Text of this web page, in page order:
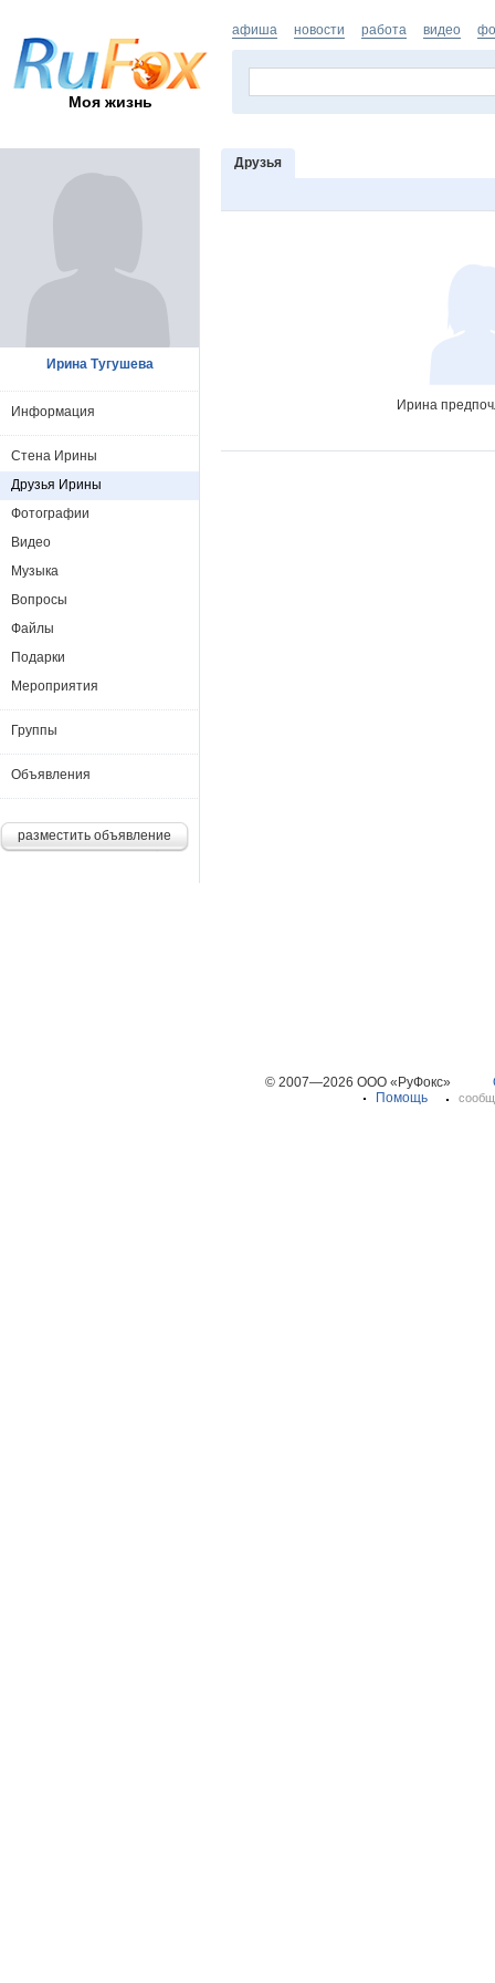
Моя жизнь
афиша новости работа видео
Друзья
Ирина
Ирина Тугушева
Информация
Стена Ирины
Друзья Ирины
Фотографии
Видео
Музыка
Вопросы
Файлы
Подарки
Мероприятия
Группы
Объявления
разместить объявление
© 2007—2026 ООО «РуФокс»
Помощь